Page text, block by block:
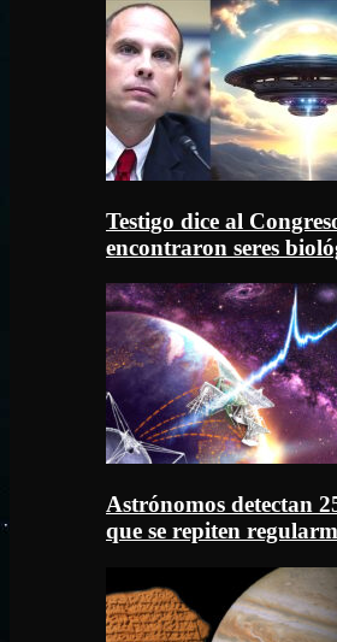
Testigo dice al
encontraron seres
Astrónomos detectan
que se repiten